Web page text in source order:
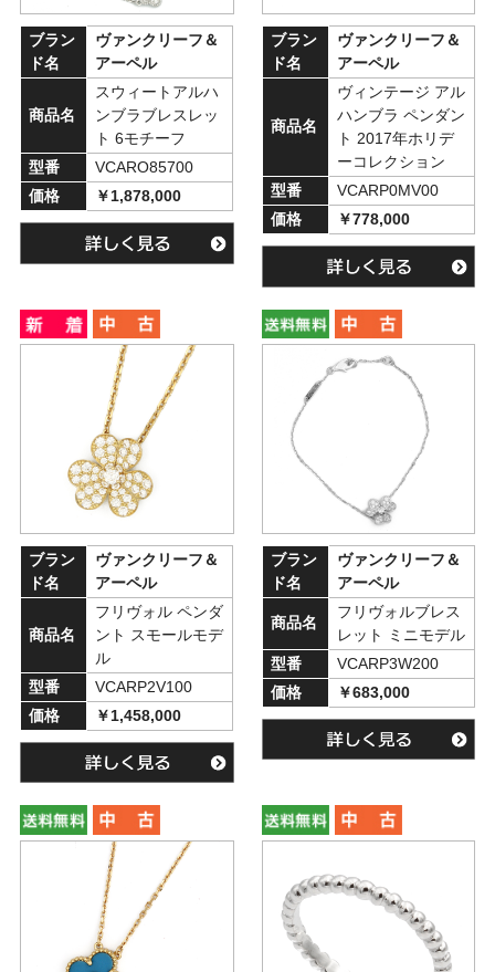
ブラン
ド名
ヴァンクリーフ＆
アーペル
商品名
スウィートアルハ
ンブラブレスレッ
ト 6モチーフ
型番
VCARO85700
価格
￥1,878,000
ブラン
ド名
ヴァンクリーフ＆
アーペル
商品名
ヴィンテージ アル
ハンブラ ペンダン
ト 2017年ホリデ
ーコレクション
型番
VCARP0MV00
価格
￥778,000
ブラン
ド名
ヴァンクリーフ＆
アーペル
商品名
フリヴォル ペンダ
ント スモールモデ
ル
型番
VCARP2V100
価格
￥1,458,000
ブラン
ド名
ヴァンクリーフ＆
アーペル
商品名
フリヴォルブレス
レット ミニモデル
型番
VCARP3W200
価格
￥683,000